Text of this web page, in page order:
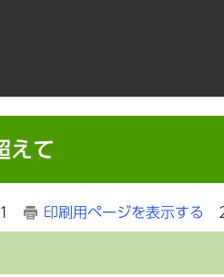
えて
印刷用ページを表示する